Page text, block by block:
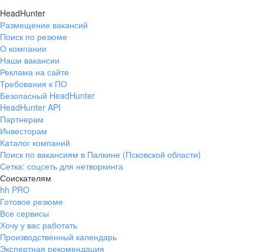
HeadHunter
Размещение вакансий
Поиск по резюме
О компании
Наши вакансии
Реклама на сайте
Требования к ПО
Безопасный HeadHunter
HeadHunter API
Партнерам
Инвесторам
Каталог компаний
Поиск по вакансиям в Палкине (Псковской области)
Сетка: соцсеть для нетворкинга
Соискателям
hh PRO
Готовое резюме
Все сервисы
Хочу у вас работать
Производственный календарь
Экспертная рекомендация